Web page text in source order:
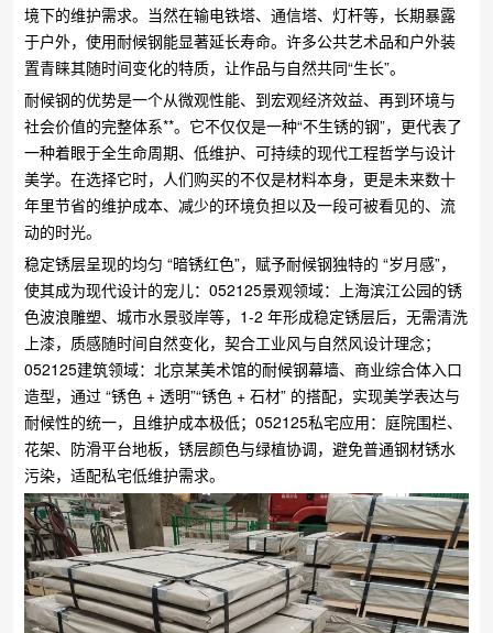
境下的维护需求。当然在输电铁塔、通信塔、灯杆等，长期暴露
于户外，使用耐候钢能显著延长寿命。许多公共艺术品和户外装
置青睐其随时间变化的特质，让作品与自然共同“生长”。
耐候钢的优势是一个从微观性能、到宏观经济效益、再到环境与
社会价值的完整体系**。它不仅仅是一种“不生锈的钢”，更代表了
一种着眼于全生命周期、低维护、可持续的现代工程哲学与设计
美学。在选择它时，人们购买的不仅是材料本身，更是未来数十
年里节省的维护成本、减少的环境负担以及一段可被看见的、流
动的时光。
稳定锈层呈现的均匀 “暗锈红色”，赋予耐候钢独特的 “岁月感”，
使其成为现代设计的宠儿：​052125景观领域：上海滨江公园的锈
色波浪雕塑、城市水景驳岸等，1-2 年形成稳定锈层后，无需清洗
上漆，质感随时间自然变化，契合工业风与自然风设计理念；​
052125建筑领域：北京某美术馆的耐候钢幕墙、商业综合体入口
造型，通过 “锈色 + 透明”“锈色 + 石材” 的搭配，实现美学表达与
耐候性的统一，且维护成本极低；​052125私宅应用：庭院围栏、
花架、防滑平台地板，锈层颜色与绿植协调，避免普通钢材锈水
污染，适配私宅低维护需求。